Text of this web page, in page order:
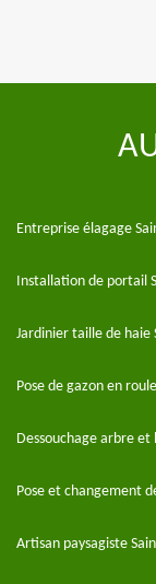
Entreprise élagage
Installation de portail
Jardinier taille de haie
Pose de gazon en
Dessouchage arbre
Pose et changement
Artisan paysagiste